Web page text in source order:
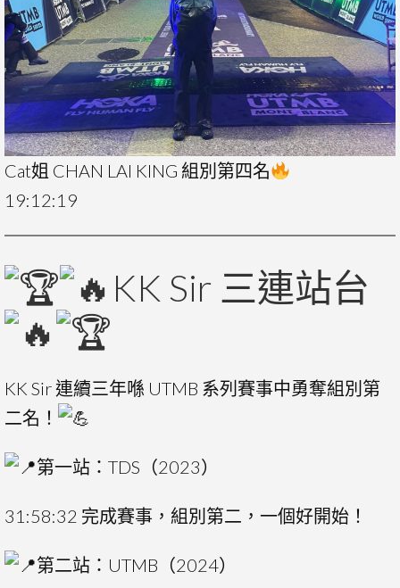
Cat姐 CHAN LAI KING 組別第四名
19:12:19
KK Sir 三連站台
KK Sir 連續三年喺 UTMB 系列賽事中勇奪組別第
二名！
第一站：TDS（2023）
31:58:32 完成賽事，組別第二，一個好開始！
第二站：UTMB（2024）